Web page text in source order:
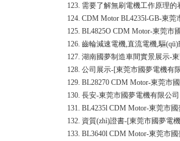
123. 需要了解無刷電機工作原理
124. CDM Motor BL4235l-GB-東莞
125. BL4825O CDM Motor-東莞市
126. 齒輪減速電機,直流電機,驅
127. 湖南國夢制造車間實景展示-
128. 公司展示-[東莞市國夢電機有
129. BL28270 CDM Motor-東莞市
130. 長安-東莞市國夢電機有限公司
131. BL4235l CDM Motor-東莞市
132. 資質(zhì)證書-[東莞市國夢電
133. BL3640l CDM Motor-東莞市